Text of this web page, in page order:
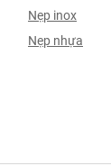
Nẹp inox
Nẹp nhựa